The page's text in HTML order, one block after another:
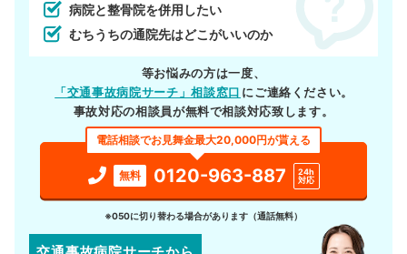
病院と整骨院を併用したい
むちうちの通院先はどこがいいのか
等お悩みの方は一度、
「交通事故病院サーチ」相談窓口 にご連絡ください。
事故対応の相談員が無料で相談対応致します。
電話相談でお見舞金最大20,000円が貰える
無料 0120-963-887
24h
対応
※050に切り替わる場合があります（通話無料）